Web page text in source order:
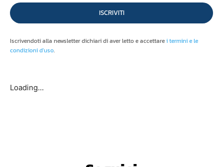
ISCRIVITI
Iscrivendoti alla newsletter dichiari di aver letto e accettarei termini e le
condizioni d'uso.
Loading...